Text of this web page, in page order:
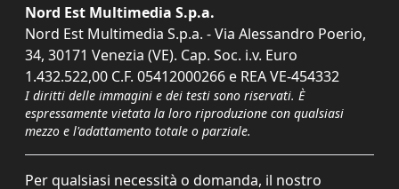
Nord Est Multimedia S.p.a.
Nord Est Multimedia S.p.a. - Via Alessandro Poerio,
34, 30171 Venezia (VE). Cap. Soc. i.v. Euro
1.432.522,00 C.F. 05412000266 e REA VE-454332
I diritti delle immagini e dei testi sono riservati. È
espressamente vietata la loro riproduzione con qualsiasi
mezzo e l'adattamento totale o parziale.
Per qualsiasi necessità o domanda, il nostro